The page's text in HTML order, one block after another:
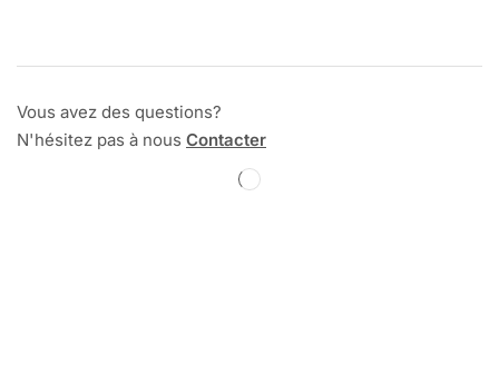
Vous avez des questions?
N'hésitez pas à nous Contacter